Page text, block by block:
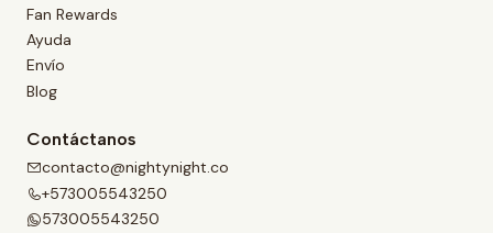
Fan Rewards
Ayuda
Envío
Blog
Contáctanos
contacto@nightynight.co
+573005543250
573005543250